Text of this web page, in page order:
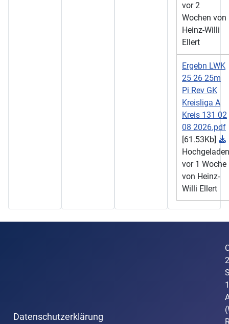
vor 2
Wochen von
Heinz-Willi
Ellert
Ergebn LWK
25 26 25m
Pi Rev GK
Kreisliga A
Kreis 131 02
08 2026.pdf
[61.53Kb]
Hochgeladen
vor 1 Woche
von Heinz-
Willi Ellert
Datenschutzerklärung